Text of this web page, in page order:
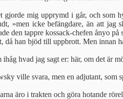
gjorde mig upprymd i går, och som
»men icke befängdare, än att jag
den tappre kossack-chefen ånyo
då han bjöd till uppbrott. Men innan
ihåg hvad jag sagt er: här, om det är
ville svara, men en adjutant, som
äro i trakten och göra hotande